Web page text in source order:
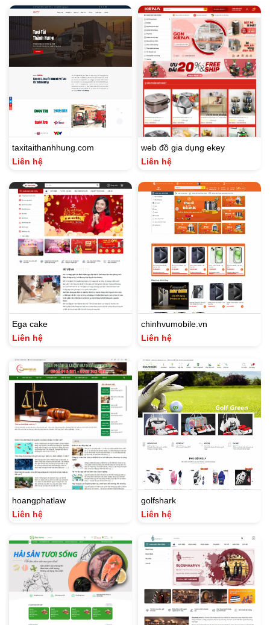
taxitaithanhhung.com
Liên hệ
web đồ gia dụng ekey
Liên hệ
Ega cake
Liên hệ
chinhvumobile.vn
Liên hệ
hoangphatlaw
Liên hệ
golfshark
Liên hệ